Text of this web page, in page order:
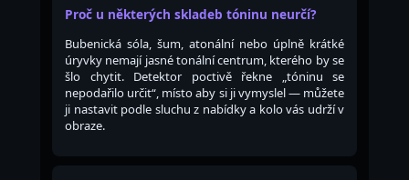
Proč u některých skladeb tóninu neurčí?
Bubenická sóla, šum, atonální nebo úplně krátké
úryvky nemají jasné tonální centrum, kterého by se
šlo chytit. Detektor poctivě řekne „tóninu se
nepodařilo určit“, místo aby si ji vymyslel — můžete
ji nastavit podle sluchu z nabídky a kolo vás udrží v
obraze.